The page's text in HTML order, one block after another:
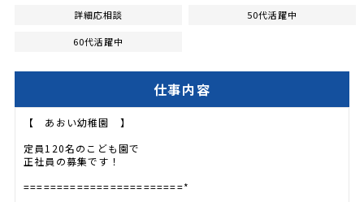
詳細応相談 50代活躍中
60代活躍中
仕事内容
【 あおい幼稚園 】
定員120名のこども園で
正社員の募集です！
========================*